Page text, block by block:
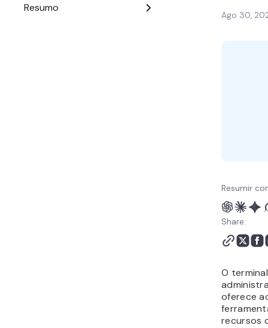
Resumo
Ago 30,
Resumir
Share:
O
oferece
recursos